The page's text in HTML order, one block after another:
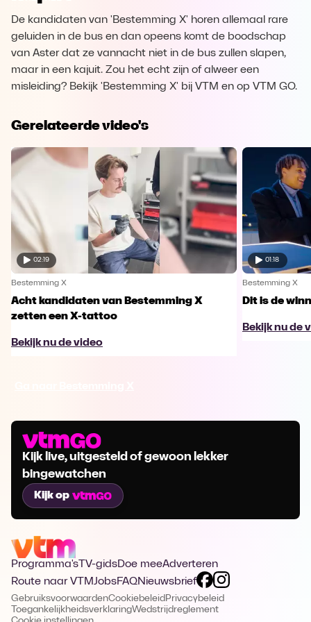
De kandidaten van 'Bestemming X' horen allemaal rare
geluiden in de bus en dan opeens komt de boodschap
van Aster dat ze vannacht niet in de bus zullen slapen,
maar in een kajuit. Zou het echt zijn of alweer een
misleiding? Bekijk 'Bestemming X' bij VTM en op VTM GO.
Gerelateerde video's
02:19
Bestemming X
Acht kandidaten van Bestemming X
zetten een X-tattoo
Bekijk nu de video
01:18
Bestemming X
Dit is de
Bekijk nu de
Kijk live, uitgesteld of gewoon lekker
bingewatchen
Kijk op
Programma's TV-gidsDoe meeAdverteren
Route naar VTMJobsFAQNieuwsbrief
GebruiksvoorwaardenCookiebeleid Privacybeleid
ToegankelijkheidsverklaringWedstrijdreglement